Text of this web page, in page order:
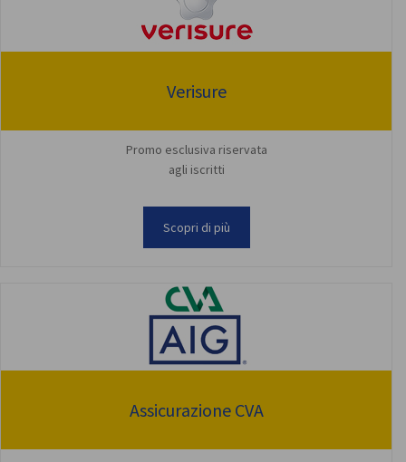
Verisure
Promo esclusiva riservata
agli iscritti
Scopri di più
Assicurazione CVA